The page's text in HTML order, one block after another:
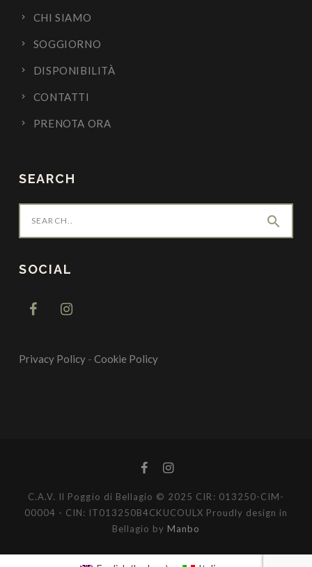
CHI SIAMO
SOGGIORNO
DISPONIBILITÀ
CONTATTI
PRENOTA ORA
SEARCH
search
SOCIAL
Privacy Policy- Cookie Policy
C.A.V. Il Poggio di Bellagio © 2025 CIR: 013250-CIM-
00004 - CIN: IT013250B4CKUCOULX Proudly design in
Bellagio by Manbo